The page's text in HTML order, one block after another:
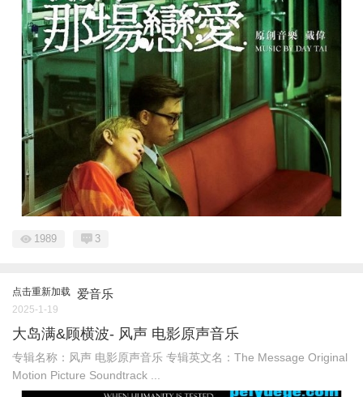
1989 3
点击重新加载 爱音乐
2025-1-19
大岛满&顾横波- 风声 电影原声音乐
专辑名称：风声 电影原声音乐 专辑英文名：The Message Original
Motion Picture Soundtrack ...